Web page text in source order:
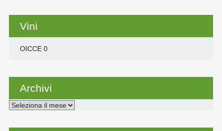
Vini
OICCE0
Archivi
Archivi